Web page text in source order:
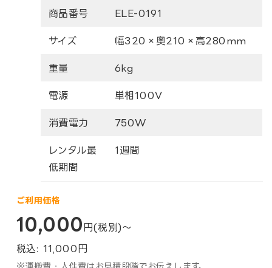
商品番号 ELE-0191
サイズ 幅320×奥210×高280mm
重量 6kg
電源 単相100V
消費電力 750W
レンタル最
低期間
1週間
ご利用価格
10,000 円(税別)～
税込: 11,000 円
※運搬費・人件費はお見積段階でお伝えします。